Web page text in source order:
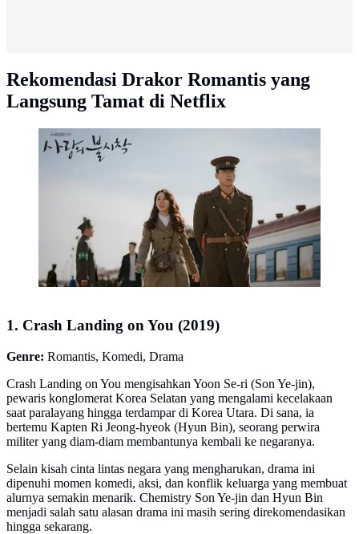
Rekomendasi Drakor Romantis yang
Langsung Tamat di Netflix
Crash Landing on You (tvN/ Soompi)
1. Crash Landing on You (2019)
Genre: Romantis, Komedi, Drama
Crash Landing on You mengisahkan Yoon Se-ri (Son Ye-jin),
pewaris konglomerat Korea Selatan yang mengalami kecelakaan
saat paralayang hingga terdampar di Korea Utara. Di sana, ia
bertemu Kapten Ri Jeong-hyeok (Hyun Bin), seorang perwira
militer yang diam-diam membantunya kembali ke negaranya.
Selain kisah cinta lintas negara yang mengharukan, drama ini
dipenuhi momen komedi, aksi, dan konflik keluarga yang membuat
alurnya semakin menarik. Chemistry Son Ye-jin dan Hyun Bin
menjadi salah satu alasan drama ini masih sering direkomendasikan
hingga sekarang.